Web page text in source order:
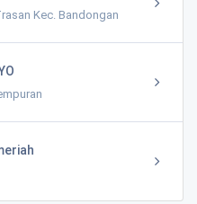
Kec. Bandongan